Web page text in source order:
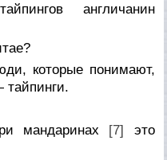
англичанин
которые понимают,
мандаринах [7] это